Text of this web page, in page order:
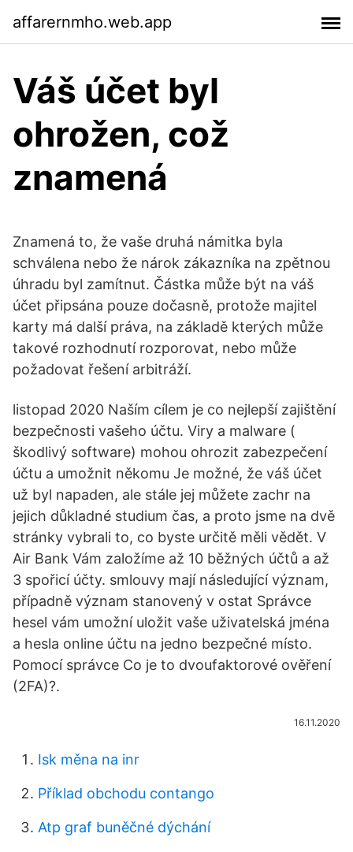
affarernmho.web.app
Váš účet byl
ohrožen, což
znamená
Znamená to, že vaše druhá námitka byla
schválena nebo že nárok zákazníka na zpětnou
úhradu byl zamítnut. Částka může být na váš
účet připsána pouze dočasně, protože majitel
karty má další práva, na základě kterých může
takové rozhodnutí rozporovat, nebo může
požadovat řešení arbitráží.
listopad 2020 Naším cílem je co nejlepší zajištění
bezpečnosti vašeho účtu. Viry a malware (
škodlivý software) mohou ohrozit zabezpečení
účtu a umožnit někomu Je možné, že váš účet
už byl napaden, ale stále jej můžete zachr na
jejich důkladné studium čas, a proto jsme na dvě
stránky vybrali to, co byste určitě měli vědět. V
Air Bank Vám založíme až 10 běžných účtů a až
3 spořicí účty. smlouvy mají následující význam,
případně význam stanovený v ostat Správce
hesel vám umožní uložit vaše uživatelská jména
a hesla online účtu na jedno bezpečné místo.
Pomocí správce Co je to dvoufaktorové ověření
(2FA)?.
16.11.2020
Isk měna na inr
Příklad obchodu contango
Atp graf buněčné dýchání